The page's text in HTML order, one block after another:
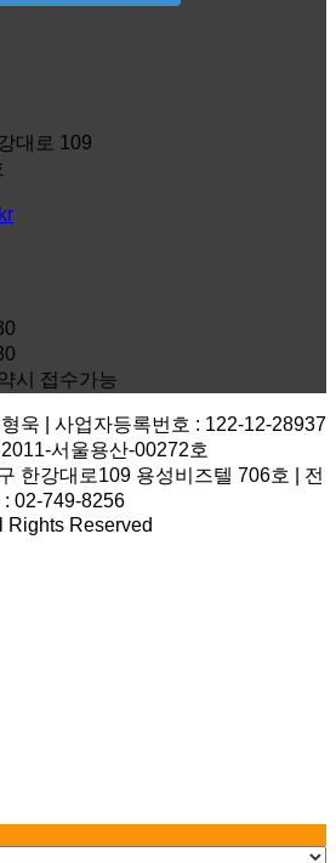
대로 109
시 접수가능
욱 | 사업자등록번호 : 122-12-28937
서울용산-00272호
한강대로109 용성비즈텔 706호 | 전
: 02-749-8256
Rights Reserved